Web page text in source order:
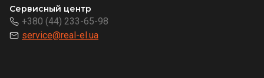
Сервисный центр
+380 (44) 233-65-98
service@real-el.ua